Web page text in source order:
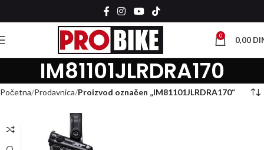
0 0,00
IM81101JLRDRA170
Početna Prodavnica Proizvod označen „IM81101JLRDRA170“